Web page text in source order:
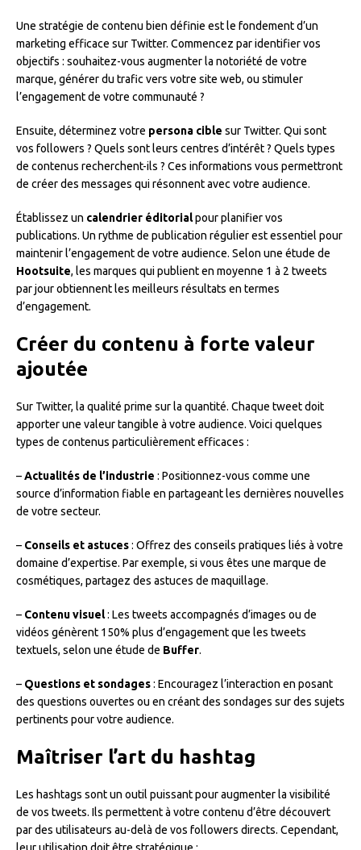
Une stratégie de contenu bien définie est le fondement d’un
marketing efficace sur Twitter. Commencez par identifier vos
objectifs : souhaitez-vous augmenter la notoriété de votre
marque, générer du trafic vers votre site web, ou stimuler
l’engagement de votre communauté ?
Ensuite, déterminez votre persona cible sur Twitter. Qui sont
vos followers ? Quels sont leurs centres d’intérêt ? Quels types
de contenus recherchent-ils ? Ces informations vous permettront
de créer des messages qui résonnent avec votre audience.
Établissez un calendrier éditorialpour planifier vos
publications. Un rythme de publication régulier est essentiel pour
maintenir l’engagement de votre audience. Selon une étude de
Hootsuite, les marques qui publient en moyenne 1 à 2 tweets
par jour obtiennent les meilleurs résultats en termes
d’engagement.
Créer du contenu à forte valeur
ajoutée
Sur Twitter, la qualité prime sur la quantité. Chaque tweet doit
apporter une valeur tangible à votre audience. Voici quelques
types de contenus particulièrement efficaces :
–Actualités de l’industrie : Positionnez-vous comme une
source d’information fiable en partageant les dernières nouvelles
de votre secteur.
– Conseils et astuces: Offrez des conseils pratiques liés à votre
domaine d’expertise. Par exemple, si vous êtes une marque de
cosmétiques, partagez des astuces de maquillage.
– Contenu visuel: Les tweets accompagnés d’images ou de
vidéos génèrent 150% plus d’engagement que les tweets
textuels, selon une étude de Buffer.
– Questions et sondages: Encouragez l’interaction en posant
des questions ouvertes ou en créant des sondages sur des sujets
pertinents pour votre audience.
Maîtriser l’art du hashtag
Les hashtags sont un outil puissant pour augmenter la visibilité
de vos tweets. Ils permettent à votre contenu d’être découvert
par des utilisateurs au-delà de vos followers directs. Cependant,
leur utilisation doit être stratégique :